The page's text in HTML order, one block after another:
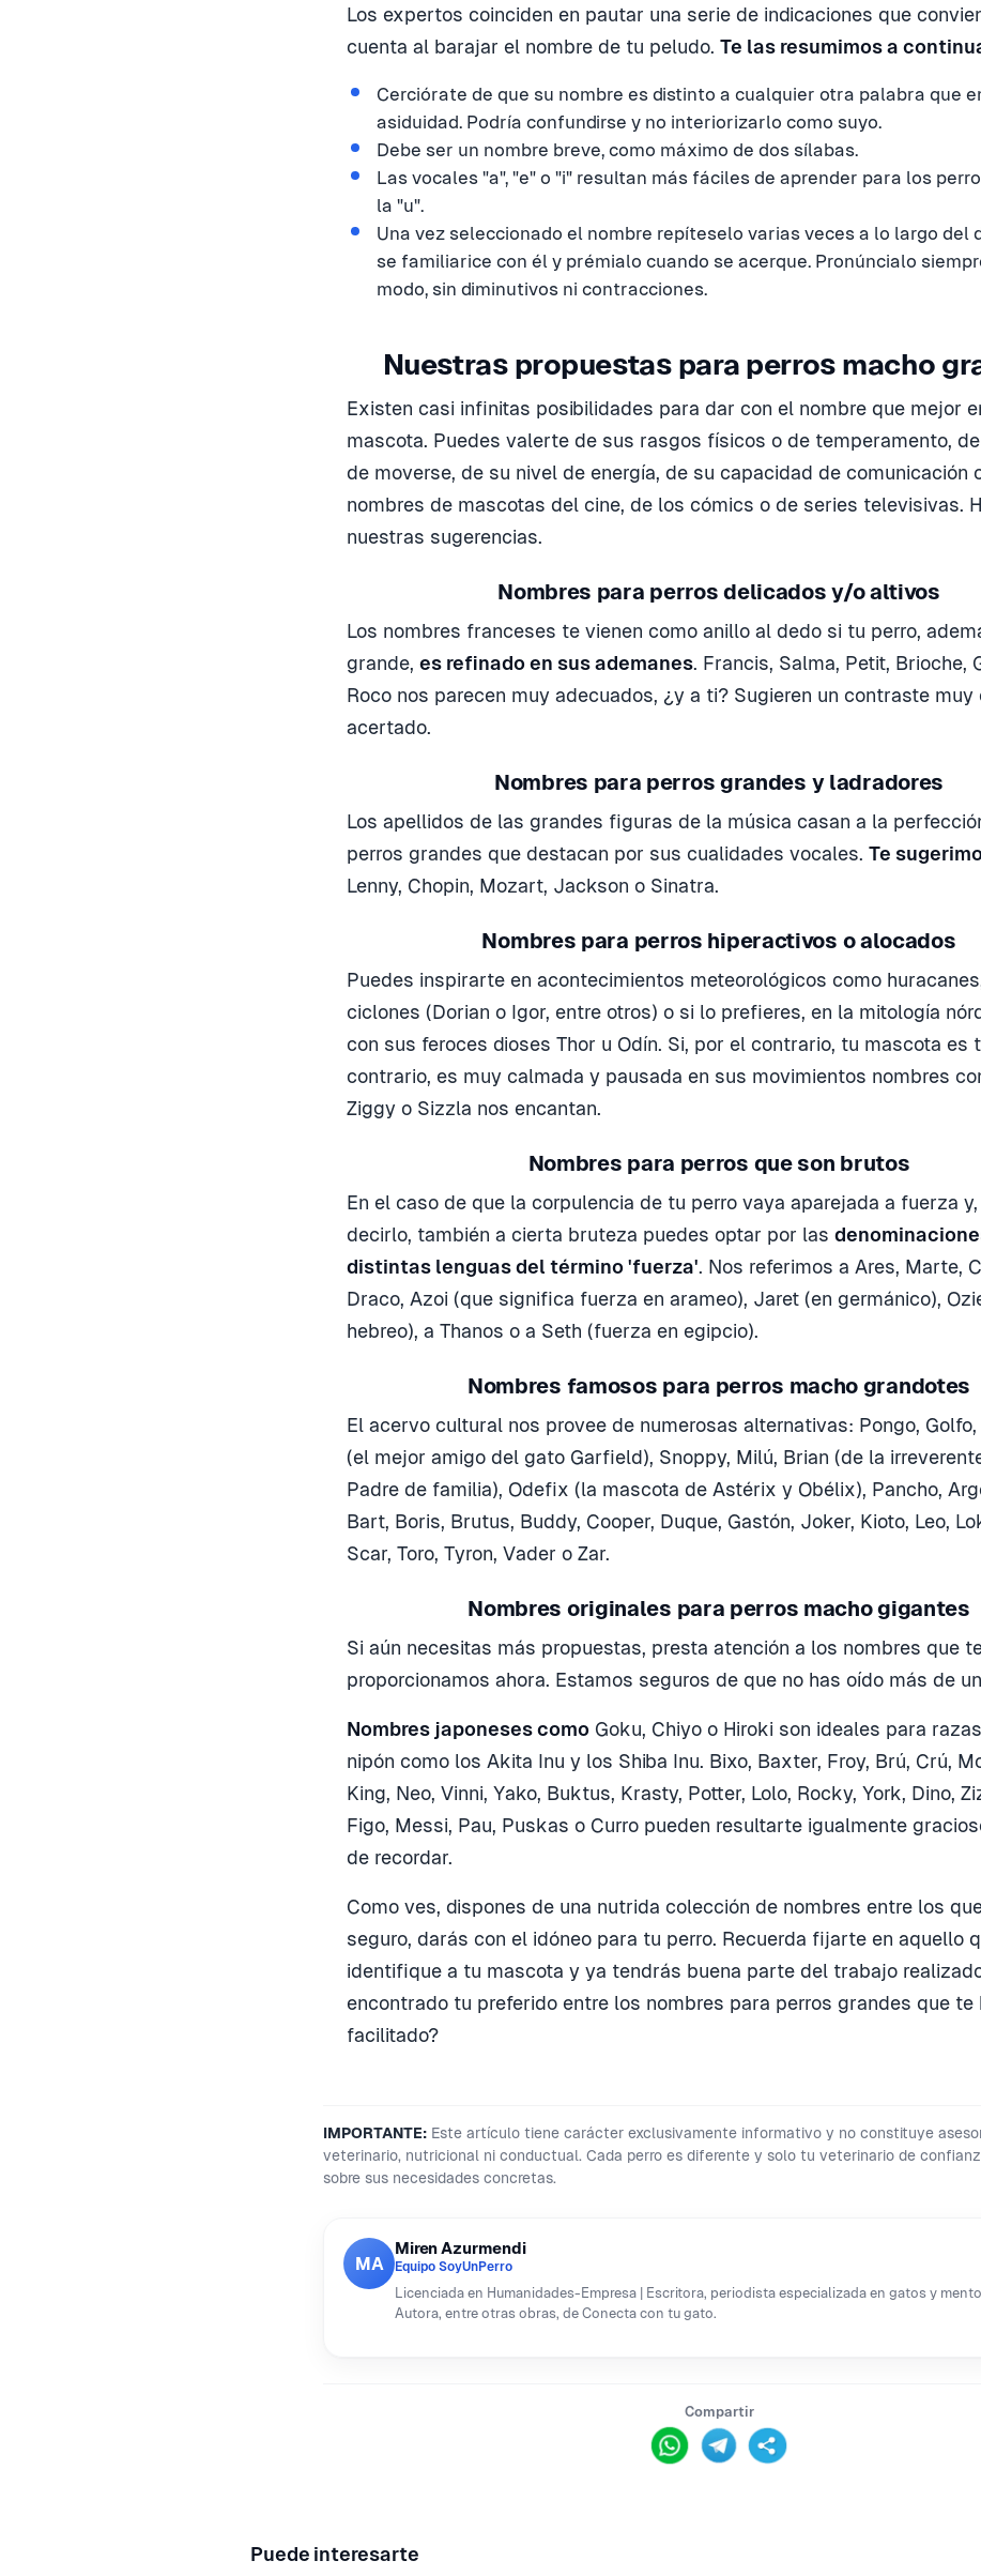
Los expertos coinciden en pautar una serie de indicaciones que
cuenta al barajar el nombre de tu peludo. Te las resumimos a
Cerciórate de que su nombre es distinto a cualquier otra palabra que
asiduidad. Podría confundirse y no interiorizarlo como suyo.
Debe ser un nombre breve, como máximo de dos sílabas.
Las vocales "a", "e" o "i" resultan más fáciles de aprender para los
la "u".
Una vez seleccionado el nombre repíteselo varias veces a lo largo del
se familiarice con él y prémialo cuando se acerque. Pronúncialo
modo, sin diminutivos ni contracciones.
Nuestras propuestas para perros macho
Existen casi infinitas posibilidades para dar con el nombre que mejor
mascota. Puedes valerte de sus rasgos físicos o de temperamento,
de moverse, de su nivel de energía, de su capacidad de comunicación
nombres de mascotas del cine, de los cómics o de series televisivas.
nuestras sugerencias.
Nombres para perros delicados y/o altivos
Los nombres franceses te vienen como anillo al dedo si tu perro,
grande, es refinado en sus ademanes. Francis, Salma, Petit, Brioche,
Roco nos parecen muy adecuados, ¿y a ti? Sugieren un contraste muy
acertado.
Nombres para perros grandes y ladradores
Los apellidos de las grandes figuras de la música casan a la
perros grandes que destacan por sus cualidades vocales. Te
Lenny, Chopin, Mozart, Jackson o Sinatra.
Nombres para perros hiperactivos o alocados
Puedes inspirarte en acontecimientos meteorológicos como
ciclones (Dorian o Igor, entre otros) o si lo prefieres, en la mitología
con sus feroces dioses Thor u Odín. Si, por el contrario, tu mascota es
contrario, es muy calmada y pausada en sus movimientos nombres
Ziggy o Sizzla nos encantan.
Nombres para perros que son brutos
En el caso de que la corpulencia de tu perro vaya aparejada a fuerza
decirlo, también a cierta bruteza puedes optar por las
distintas lenguas del término 'fuerza'. Nos referimos a Ares, Marte,
Draco, Azoi (que significa fuerza en arameo), Jaret (en germánico),
hebreo), a Thanos o a Seth (fuerza en egipcio).
Nombres famosos para perros macho grandotes
El acervo cultural nos provee de numerosas alternativas: Pongo, Golfo,
(el mejor amigo del gato Garfield), Snoppy, Milú, Brian (de la
Padre de familia), Odefix (la mascota de Astérix y Obélix), Pancho,
Bart, Boris, Brutus, Buddy, Cooper, Duque, Gastón, Joker, Kioto, Leo,
Scar, Toro, Tyron, Vader o Zar.
Nombres originales para perros macho gigantes
Si aún necesitas más propuestas, presta atención a los nombres que
proporcionamos ahora. Estamos seguros de que no has oído más de
Nombres japoneses como Goku, Chiyo o Hiroki son ideales para
nipón como los Akita Inu y los Shiba Inu. Bixo, Baxter, Froy, Brú, Crú,
King, Neo, Vinni, Yako, Buktus, Krasty, Potter, Lolo, Rocky, York, Dino,
Figo, Messi, Pau, Puskas o Curro pueden resultarte igualmente
de recordar.
Como ves, dispones de una nutrida colección de nombres entre los
seguro, darás con el idóneo para tu perro. Recuerda fijarte en aquello
identifique a tu mascota y ya tendrás buena parte del trabajo
encontrado tu preferido entre los nombres para perros grandes que te
facilitado?
IMPORTANTE: Este artículo tiene carácter exclusivamente informativo y no constituye
veterinario, nutricional ni conductual. Cada perro es diferente y solo tu veterinario de
sobre sus necesidades concretas.
MA
Miren Azurmendi
Equipo SoyUnPerro
Licenciada en Humanidades-Empresa | Escritora, periodista especializada en gatos y
Autora, entre otras obras, de Conecta con tu gato.
Compartir
Puede interesarte